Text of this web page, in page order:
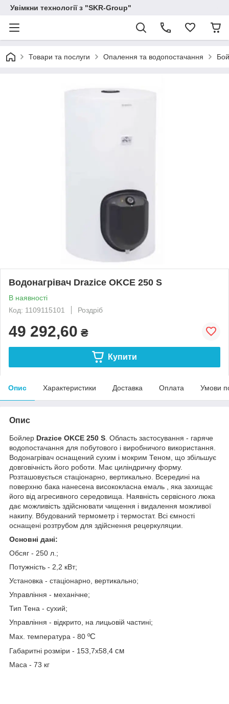
Увімкни технології з "SKR-Group"
Товари та послуги Опалення та водопостачання
Водонагрівач Drazice OKCE 250 S
В наявності
Код: 1109115101
Роздріб
49 292,60 ₴
Купити
Опис Характеристики Доставка Оплата Умови
Опис
Бойлер Drazice OKCE 250 S . Область застосування - гаряче
водопостачання для побутового і виробничого використання.
Водонагрівач оснащений сухим і мокрим Теном, що збільшує
довговічність його роботи. Має циліндричну форму.
Розташовується стаціонарно, вертикально. Всередині на
поверхню бака нанесена висококласна емаль , яка захищає
його від агресивного середовища. Наявність сервісного люка
дає можливість здійснювати чищення і видалення можливої
накипу. Вбудований термометр і термостат. Всі ємності
оснащені розтрубом для здійснення рецеркуляции.
Основні дані:
Обсяг - 250 л.;
Потужність - 2,2 кВт;
Установка - стаціонарно, вертикально;
Управління - механічне;
Тип Тена - сухий;
Управління - відкрито, на лицьовій частині;
Max. температура - 80 ºC
Габаритні розміри - 153,7х58,4 см
Маса - 73 кг